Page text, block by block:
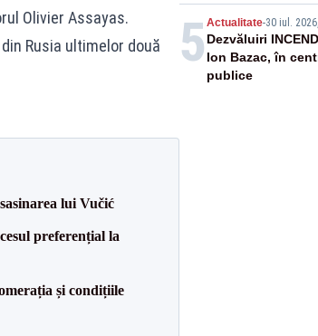
Olivier Assayas.
Rusia ultimelor două
lui Vučić
preferențial la
și condițiile
5 Actualitate-30 iul.
Dezvăluiri
Ion Bazac, în
publice